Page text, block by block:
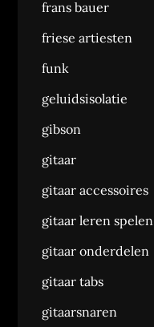
frans bauer
friese artiesten
funk
geluidsisolatie
gibson
gitaar
gitaar accessoires
gitaar leren spelen
gitaar onderdelen
gitaar tabs
gitaarsnaren